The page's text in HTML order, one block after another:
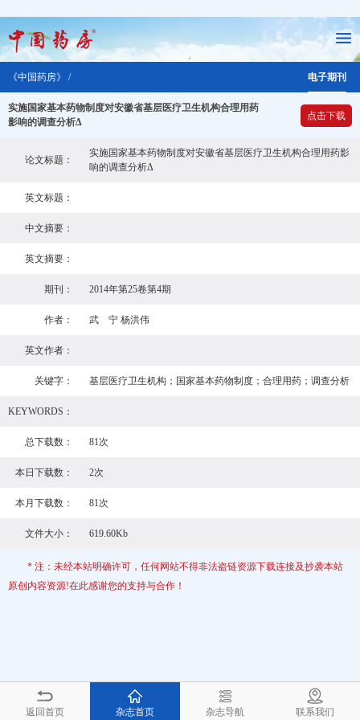
《中国药房》 / 电子期刊
实施国家基本药物制度对安徽省基层医疗卫生机构合理用药
影响的调查分析Δ
点击下载
论文标题：
实施国家基本药物制度对安徽省基层医疗卫生机构合理用药影
响的调查分析Δ
英文标题：
中文摘要：
英文摘要：
期刊： 2014年第25卷第4期
作者： 武 宁 杨洪伟
英文作者：
关键字： 基层医疗卫生机构；国家基本药物制度；合理用药；调查分析
KEYWORDS：
总下载数： 81次
本日下载数： 2次
本月下载数： 81次
文件大小： 619.60Kb
* 注：未经本站明确许可，任何网站不得非法盗链资源下载连接及抄袭本站
原创内容资源!在此感谢您的支持与合作！
返回首页 杂志首页 杂志导航 联系我们